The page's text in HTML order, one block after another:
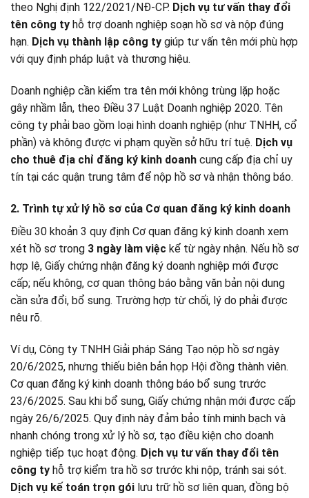
theo Nghị định 122/2021/NĐ-CP. Dịch vụ tư vấn thay đổi
tên công ty hỗ trợ doanh nghiệp soạn hồ sơ và nộp đúng
hạn. Dịch vụ thành lập công ty giúp tư vấn tên mới phù hợp
với quy định pháp luật và thương hiệu.
Doanh nghiệp cần kiểm tra tên mới không trùng lặp hoặc
gây nhầm lẫn, theo Điều 37 Luật Doanh nghiệp 2020. Tên
công ty phải bao gồm loại hình doanh nghiệp (như TNHH, cổ
phần) và không được vi phạm quyền sở hữu trí tuệ. Dịch vụ
cho thuê địa chỉ đăng ký kinh doanh cung cấp địa chỉ uy
tín tại các quận trung tâm để nộp hồ sơ và nhận thông báo.
2. Trình tự xử lý hồ sơ của Cơ quan đăng ký kinh doanh
Điều 30 khoản 3 quy định Cơ quan đăng ký kinh doanh xem
xét hồ sơ trong 3 ngày làm việc kể từ ngày nhận. Nếu hồ sơ
hợp lệ, Giấy chứng nhận đăng ký doanh nghiệp mới được
cấp; nếu không, cơ quan thông báo bằng văn bản nội dung
cần sửa đổi, bổ sung. Trường hợp từ chối, lý do phải được
nêu rõ.
Ví dụ, Công ty TNHH Giải pháp Sáng Tạo nộp hồ sơ ngày
20/6/2025, nhưng thiếu biên bản họp Hội đồng thành viên.
Cơ quan đăng ký kinh doanh thông báo bổ sung trước
23/6/2025. Sau khi bổ sung, Giấy chứng nhận mới được cấp
ngày 26/6/2025. Quy định này đảm bảo tính minh bạch và
nhanh chóng trong xử lý hồ sơ, tạo điều kiện cho doanh
nghiệp tiếp tục hoạt động. Dịch vụ tư vấn thay đổi tên
công ty hỗ trợ kiểm tra hồ sơ trước khi nộp, tránh sai sót.
Dịch vụ kế toán trọn gói lưu trữ hồ sơ liên quan, đồng bộ